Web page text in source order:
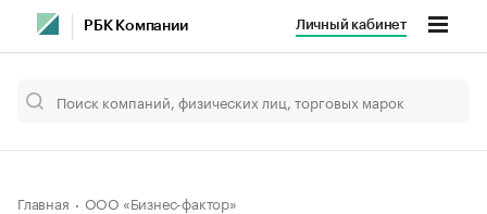
РБК Компании Личный кабинет
Главная ООО «Бизнес-фактор»